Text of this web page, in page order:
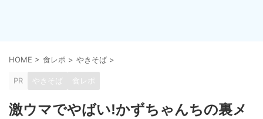
HOME > 食レポ > やきそば >
PR やきそば 食レポ
激ウマでやばい!かずちゃんちの裏メ